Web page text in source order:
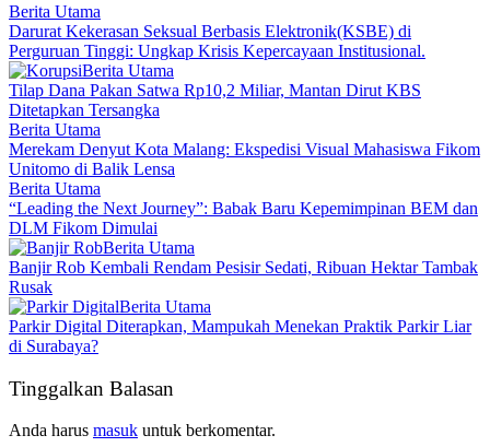
Berita Utama
Darurat Kekerasan Seksual Berbasis Elektronik(KSBE) di
Perguruan Tinggi: Ungkap Krisis Kepercayaan Institusional.
Berita Utama
Tilap Dana Pakan Satwa Rp10,2 Miliar, Mantan Dirut KBS
Ditetapkan Tersangka
Berita Utama
Merekam Denyut Kota Malang: Ekspedisi Visual Mahasiswa Fikom
Unitomo di Balik Lensa
Berita Utama
“Leading the Next Journey”: Babak Baru Kepemimpinan BEM dan
DLM Fikom Dimulai
Berita Utama
Banjir Rob Kembali Rendam Pesisir Sedati, Ribuan Hektar Tambak
Rusak
Berita Utama
Parkir Digital Diterapkan, Mampukah Menekan Praktik Parkir Liar
di Surabaya?
Tinggalkan Balasan
Anda harus masuk untuk berkomentar.